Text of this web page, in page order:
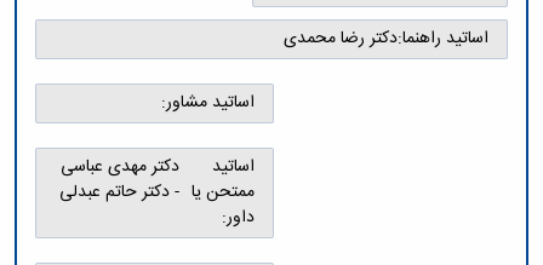
پژوهشی
معاونت
آئین
نامه
گروه
صنایع
مهندسی
مکانیک
مهندسی
اساتید راهنما:دکتر رضا محمدی
اساتید مشاور:
اساتید
ممتحن یا
داور:
دکتر مهدی عباسی
- دکتر حاتم عبدلی